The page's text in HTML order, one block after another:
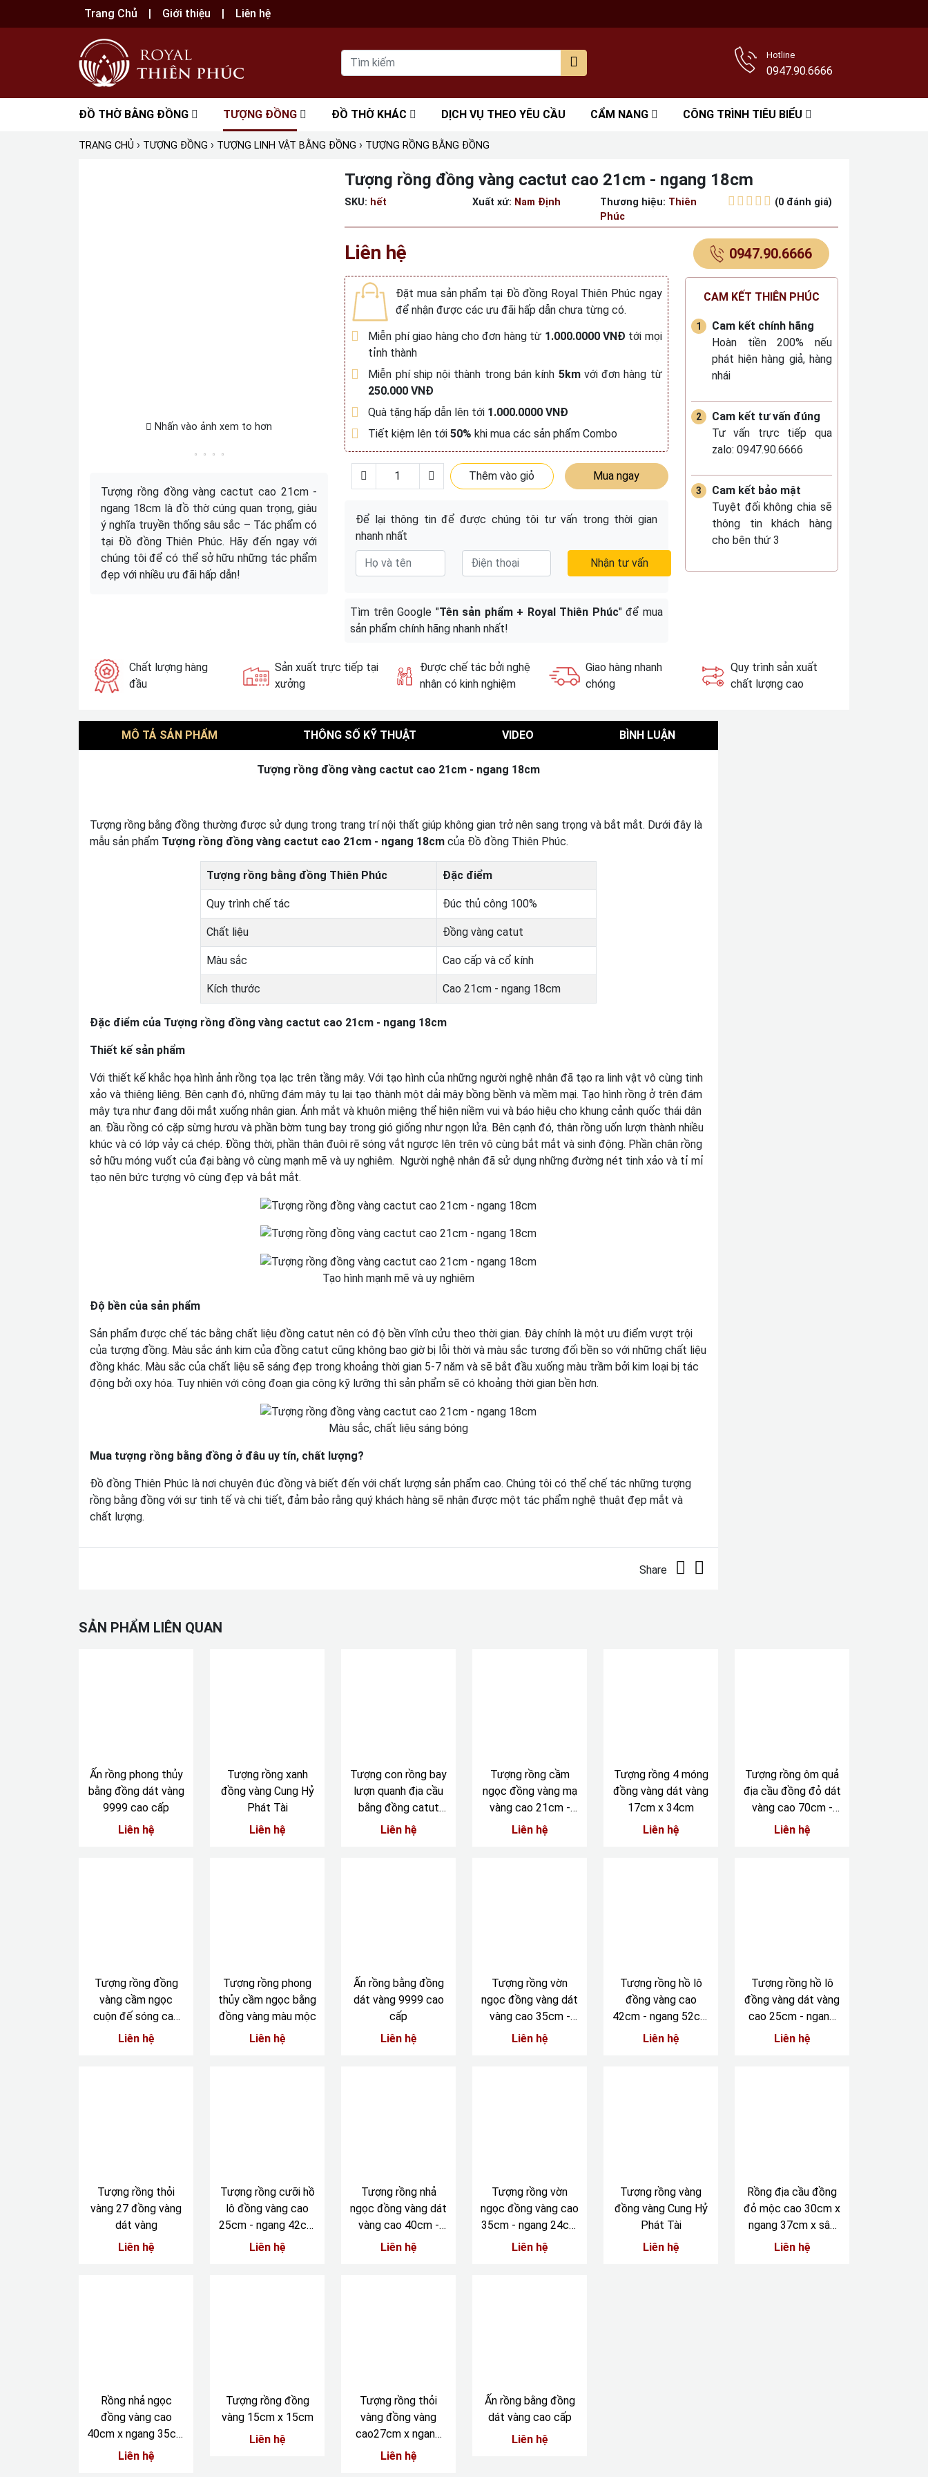
Trang Chủ Giới thiệu Liên hệ
Hotline
0947.90.6666
ĐỒ THỜ BẰNG ĐỒNG TƯỢNG ĐỒNG ĐỒ THỜ KHÁC DỊCH VỤ THEO YÊU CẦU CẨM NANG CÔNG TRÌNH TIÊU BIỂU
TRANG CHỦ › TƯỢNG ĐỒNG › TƯỢNG LINH VẬT BẰNG ĐỒNG › TƯỢNG RỒNG BẰNG ĐỒNG
Nhấn vào ảnh xem to hơn
Tượng rồng đồng vàng cactut cao 21cm -
ngang 18cm là đồ thờ cúng quan trọng, giàu
ý nghĩa truyền thống sâu sắc – Tác phẩm có
tại Đồ đồng Thiên Phúc. Hãy đến ngay với
chúng tôi để có thể sở hữu những tác phẩm
đẹp với nhiều ưu đãi hấp dẫn!
Tượng rồng đồng vàng cactut cao 21cm - ngang 18cm
SKU: hết Xuất xứ: Nam Định Thương hiệu: Thiên
Phúc
(0 đánh giá)
Liên hệ
Đặt mua sản phẩm tại Đồ đồng Royal Thiên Phúc ngay
để nhận được các ưu đãi hấp dẫn chưa từng có.
Miễn phí giao hàng cho đơn hàng từ 1.000.0000 VNĐ tới mọi
tỉnh thành
Miễn phí ship nội thành trong bán kính 5kmvới đơn hàng từ
250.000 VNĐ
Quà tặng hấp dẫn lên tới 1.000.0000 VNĐ
Tiết kiệm lên tới50% khi mua các sản phẩm Combo
Thêm vào giỏ Mua ngay
Để lại thông tin để được chúng tôi tư vấn trong thời gian
nhanh nhất
Nhận tư vấn
Tìm trên Google "Tên sản phẩm + Royal Thiên Phúc" để mua
sản phẩm chính hãng nhanh nhất!
0947.90.6666
CAM KẾT THIÊN PHÚC
Cam kết chính hãng
Hoàn tiền 200% nếu
phát hiện hàng giả, hàng
nhái
Cam kết tư vấn đúng
Tư vấn trực tiếp qua
zalo: 0947.90.6666
Cam kết bảo mật
Tuyệt đối không chia sẽ
thông tin khách hàng
cho bên thứ 3
Chất lượng hàng
đầu
Sản xuất trực tiếp tại
xưởng
Được chế tác bởi nghệ
nhân có kinh nghiệm
Giao hàng nhanh
chóng
Quy trình sản xuất
chất lượng cao
MÔ TẢ SẢN PHẨM THÔNG SỐ KỸ THUẬT VIDEO BÌNH LUẬN
Tượng rồng đồng vàng cactut cao 21cm - ngang 18cm
Tượng rồng bằng đồng thường được sử dụng trong trang trí nội thất giúp không gian trở nên sang trọng và bắt mắt. Dưới đây là
mẫu sản phẩm Tượng rồng đồng vàng cactut cao 21cm - ngang 18cm của Đồ đồng Thiên Phúc.
Tượng rồng bằng đồng Thiên Phúc Đặc điểm
Quy trình chế tác Đúc thủ công 100%
Chất liệu Đồng vàng catut
Màu sắc Cao cấp và cổ kính
Kích thước Cao 21cm - ngang 18cm
Đặc điểm của Tượng rồng đồng vàng cactut cao 21cm - ngang 18cm
Thiết kế sản phẩm
Với thiết kế khắc họa hình ảnh rồng tọa lạc trên tầng mây. Với tạo hình của những người nghệ nhân đã tạo ra linh vật vô cùng tinh
xảo và thiêng liêng. Bên cạnh đó, những đám mây tụ lại tạo thành một dải mây bồng bềnh và mềm mại. Tạo hình rồng ở trên đám
mây tựa như đang dõi mắt xuống nhân gian. Ánh mắt và khuôn miệng thể hiện niềm vui và báo hiệu cho khung cảnh quốc thái dân
an. Đầu rồng có cặp sừng hươu và phần bờm tung bay trong gió giống như ngọn lửa. Bên cạnh đó, thân rồng uốn lượn thành nhiều
khúc và có lớp vảy cá chép. Đồng thời, phần thân đuôi rẽ sóng vắt ngược lên trên vô cùng bắt mắt và sinh động. Phần chân rồng
sở hữu móng vuốt của đại bàng vô cùng mạnh mẽ và uy nghiêm. Người nghệ nhân đã sử dụng những đường nét tinh xảo và tỉ mỉ
tạo nên bức tượng vô cùng đẹp và bắt mắt.
Tạo hình mạnh mẽ và uy nghiêm
Độ bền của sản phẩm
Sản phẩm được chế tác bằng chất liệu đồng catut nên có độ bền vĩnh cửu theo thời gian. Đây chính là một ưu điểm vượt trội
của tượng đồng. Màu sắc ánh kim của đồng catut cũng không bao giờ bị lỗi thời và màu sắc tương đối bền so với những chất liệu
đồng khác. Màu sắc của chất liệu sẽ sáng đẹp trong khoảng thời gian 5-7 năm và sẽ bắt đầu xuống màu trầm bởi kim loại bị tác
động bởi oxy hóa. Tuy nhiên với công đoạn gia công kỹ lưỡng thì sản phẩm sẽ có khoảng thời gian bền hơn.
Màu sắc, chất liệu sáng bóng
Mua tượng rồng bằng đồng ở đâu uy tín, chất lượng?
Đồ đồng Thiên Phúc là nơi chuyên đúc đồng và biết đến với chất lượng sản phẩm cao. Chúng tôi có thể chế tác những tượng
rồng bằng đồng với sự tinh tế và chi tiết, đảm bảo rằng quý khách hàng sẽ nhận được một tác phẩm nghệ thuật đẹp mắt và
chất lượng.
Share
SẢN PHẨM LIÊN QUAN
Ấn rồng phong thủy
bằng đồng dát vàng
9999 cao cấp
Liên hệ
Tượng rồng xanh
đồng vàng Cung Hỷ
Phát Tài
Liên hệ
Tượng con rồng bay
lượn quanh địa cầu
bằng đồng catut
cao 45cm
Liên hệ
Tượng rồng cầm
ngọc đồng vàng mạ
vàng cao 21cm -
ngang 33cm
Liên hệ
Tượng rồng 4 móng
đồng vàng dát vàng
17cm x 34cm
Liên hệ
Tượng rồng ôm quả
địa cầu đồng đỏ dát
vàng cao 70cm -
ngang 90cm
Liên hệ
Tượng rồng đồng
vàng cầm ngọc
cuộn đế sóng cao
21cm -ngang 33cm
Liên hệ
Tượng rồng phong
thủy cầm ngọc bằng
đồng vàng màu mộc
Liên hệ
Ấn rồng bằng đồng
dát vàng 9999 cao
cấp
Liên hệ
Tượng rồng vờn
ngọc đồng vàng dát
vàng cao 35cm -
ngang 24cm
Liên hệ
Tượng rồng hồ lô
đồng vàng cao
42cm - ngang 52cm
- sâu 25cm
Liên hệ
Tượng rồng hồ lô
đồng vàng dát vàng
cao 25cm - ngang
42cm
Liên hệ
Tượng rồng thỏi
vàng 27 đồng vàng
dát vàng
Liên hệ
Tượng rồng cưỡi hồ
lô đồng vàng cao
25cm - ngang 42cm
- nặng 4,6kg
Liên hệ
Tượng rồng nhả
ngọc đồng vàng dát
vàng cao 40cm -
ngang 38cm
Liên hệ
Tượng rồng vờn
ngọc đồng vàng cao
35cm - ngang 24cm
- sâu 13cm
Liên hệ
Tượng rồng vàng
đồng vàng Cung Hỷ
Phát Tài
Liên hệ
Rồng địa cầu đồng
đỏ mộc cao 30cm x
ngang 37cm x sâu
12cm
Liên hệ
Rồng nhả ngọc
đồng vàng cao
40cm x ngang 35cm
x sâu 20cm
Liên hệ
Tượng rồng đồng
vàng 15cm x 15cm
Liên hệ
Tượng rồng thỏi
vàng đồng vàng
cao27cm x ngang
17cm
Liên hệ
Ấn rồng bằng đồng
dát vàng cao cấp
Liên hệ